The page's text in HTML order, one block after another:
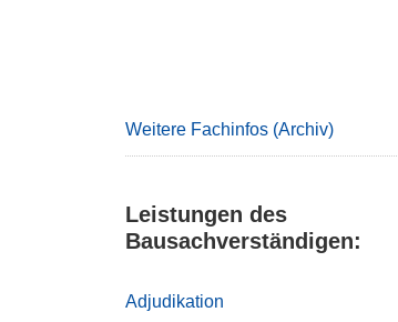
Weitere Fachinfos (Archiv)
Leistungen des
Bausachverständigen:
Adjudikation